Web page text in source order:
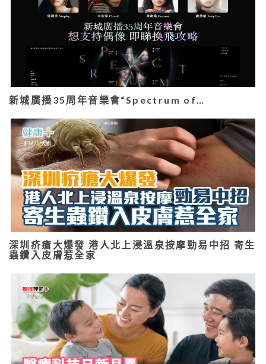
新城廣播35周年音樂會“Spectrum of…
深圳疥瘡大爆發 港人北上浸溫泉按摩勁易中招 寄生
蟲鑽入皮膚惹全家